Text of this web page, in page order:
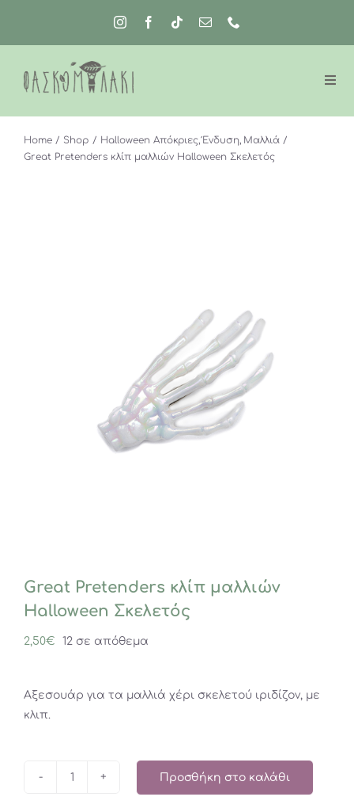
περιεχόμενο
Home Shop Halloween Απόκριες Ένδυση Μαλλιά
Great Pretenders κλίπ μαλλιών Halloween Σκελετός
Great Pretenders κλίπ μαλλιών
Halloween Σκελετός
2,50€ 12 σε απόθεμα
Αξεσουάρ για τα μαλλιά χέρι σκελετού ιριδίζον, με
κλιπ.
Προσθήκη στο καλάθι